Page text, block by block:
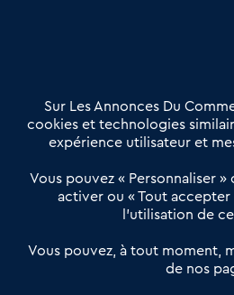
Offres Pro
Actualités
Qui sommes nous ?
Derniers articles
Réseau 3C : un partenaire national
Petitscommerces : Un partenariat au
proximité et des territoires
Sur Les Annonces Du
cookies et technologies
expérience utilisateur et
Vous pouvez « Personnaliser
activer ou « Tout
l’utilisation de
Vous pouvez, à tout moment,
de nos